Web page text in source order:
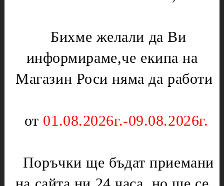
Микровълнови печки
Диоди и предпазители
Моторчета
Нагреватели
Чинии
Отоплителни печки
Ключове
Нургаз
Мембрани
Котлони
Уреди за кухнята
Партигрил
Бихме желали да Ви
информираме,че екипа на
Магазин Роси няма да работи
от 01.08.2026г.-09.08.2026г.
Поръчки ще бъдат приемани